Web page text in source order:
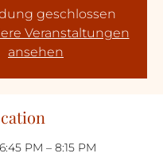
geschlossen
Veranstaltungen
ansehen
PM – 8:15 PM